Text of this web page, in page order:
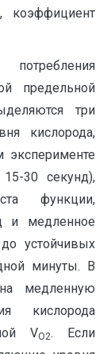
предельной
три
кислорода,
30 секунд),
функции,
и медленное
устойчивых
минуты. В
медленную
кислорода
VО2. Если